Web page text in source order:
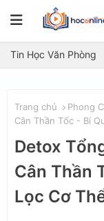
Tin Học Văn Phòng
Trang chủ Phong
Cân Thần Tốc - Bí
Detox
Cân Thần
Lọc Cơ